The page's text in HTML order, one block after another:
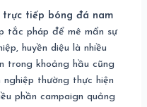
trực tiếp bóng đá nam
tắc pháp để mê mẩn sự
huyền diệu là nhiều
trong khoảng hầu cũng
thường thực hiện
phần campaign quảng